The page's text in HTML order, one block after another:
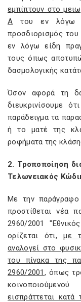
εμπίπτουν στο
Α του εν λόγω
προσδιορισμός
εν λόγω είδη
τους όπως
δασμολογικής
Όσον αφορά τη
διευκρινίσουμε
παράδειγμα τα
ή το ματέ της
ροφήματα της
2. Τροποποίηση
Τελωνειακός
Με την
προστίθεται νέα
2960/2001
ορίζεται ότι,με
αναλογεί στο
του πίνακα τnς
2960/2001 , όπως
εισπράττεται